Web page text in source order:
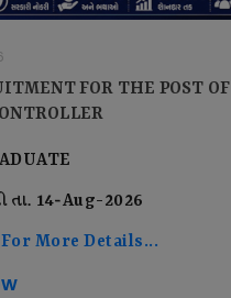
FOR THE POST OF
તા. 14-Aug-2026
More Details...